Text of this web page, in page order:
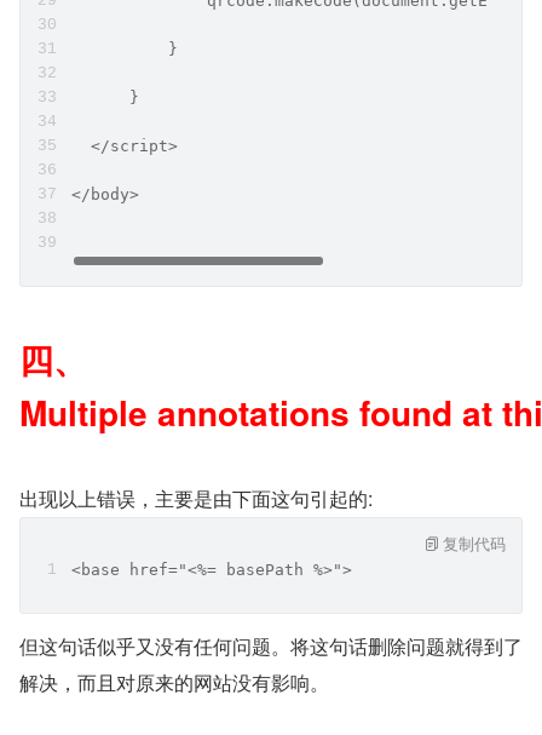
          }
      }
  </script>
</body>
四、
Multiple annotations found at
出现以上错误，主要是由下面这句引起的:
<base href="<%= basePath %>">
复制代码
但这句话似乎又没有任何问题。将这句话删除问题就得到了
解决，而且对原来的网站没有影响。